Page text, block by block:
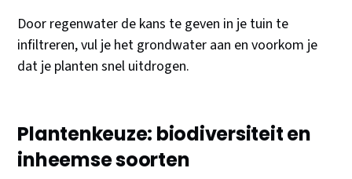
Door regenwater de kans te geven in je tuin te
infiltreren, vul je het grondwater aan en voorkom je
dat je planten snel uitdrogen.
Plantenkeuze: biodiversiteit en
inheemse soorten